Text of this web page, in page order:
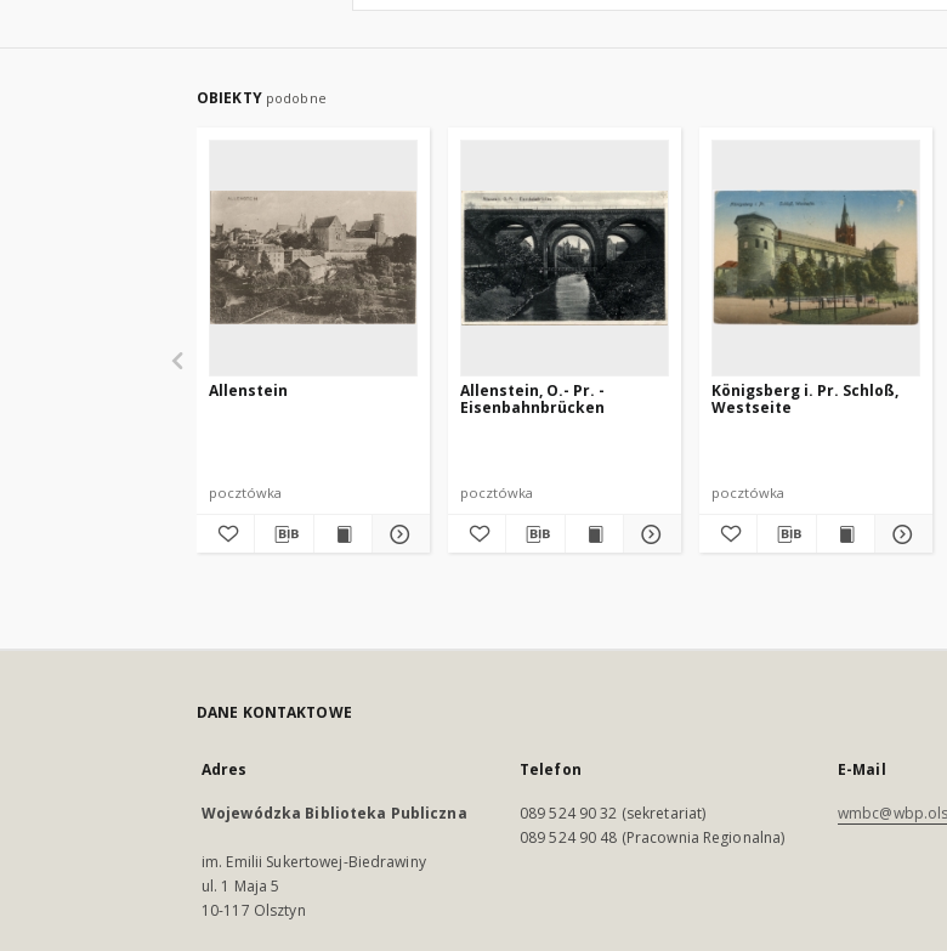
OBIEKTY podobne
Allenstein
pocztówka
Allenstein, O.- Pr. -
Eisenbahnbrücken
pocztówka
Königsberg i. Pr. Schloß,
Westseite
pocztówka
DANE KONTAKTOWE
Adres
Wojewódzka Biblioteka Publiczna
im. Emilii Sukertowej-Biedrawiny
ul. 1 Maja 5
10-117 Olsztyn
Telefon
089 524 90 32 (sekretariat)
089 524 90 48 (Pracownia Regionalna)
E-Mail